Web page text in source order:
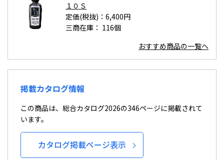
１０Ｓ
定価(税抜)：6,400円
三商在庫： 116個
おすすめ商品の一覧へ
掲載カタログ情報
この商品は、総合カタログ2026の346ページに掲載されて
います。
カタログ掲載ページ表示